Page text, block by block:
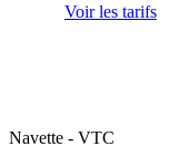
Voir les tarifs
Navette - VTC